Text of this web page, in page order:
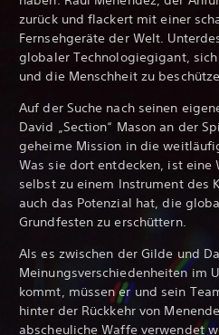
zurück und flackert mit einer
Fernsehgeräte der Welt.
globaler Technologiegigant,
und die Menschheit zu
Auf der Suche nach seinen
David „Section“ Mason an der
geheime Mission in die
Was sie dort entdecken, ist eine
selbst zu einem Instrument des
auch das Potenzial hat, die
Grundfesten zu erschüttern.
Als es zwischen der Gilde und
Meinungsverschiedenheiten im
kommt, müssen er und sein
hinter der Rückkehr von
abscheuliche Waffe verwendet